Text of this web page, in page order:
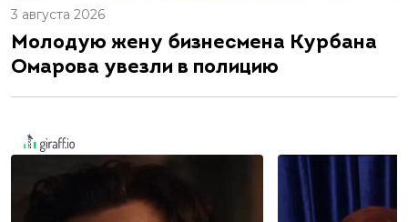
3 августа 2026
Молодую жену бизнесмена Курбана
Омарова увезли в полицию